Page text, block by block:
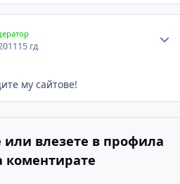
15 гд
му сайтове!
или влезете в профила
коментирате